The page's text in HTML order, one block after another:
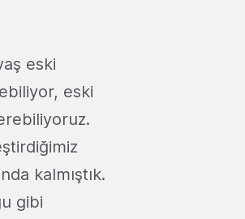
eski
eski
kalmıştık.
gibi